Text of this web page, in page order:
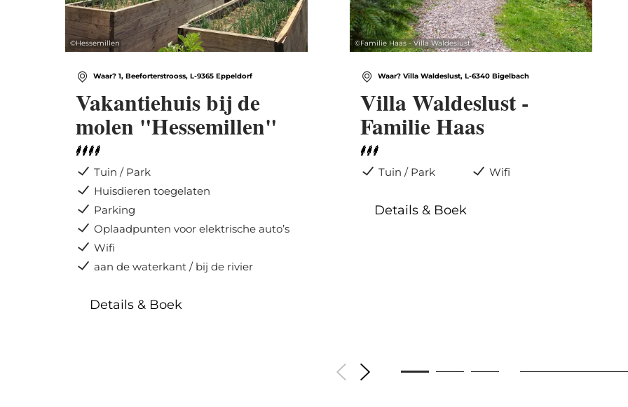
©Hessemillen
Waar? 1, Beeforterstrooss, L-9365 Eppeldorf
Vakantiehuis bij de
molen "Hessemillen"
Tuin / Park
Huisdieren toegelaten
Parking
Oplaadpunten voor elektrische auto’s
Wifi
aan de waterkant / bij de rivier
Details & Boek
©Familie Haas - Villa Waldeslust
Waar? Villa Waldeslust, L-6340 Bigelbach
Villa Waldeslust -
Familie Haas
Tuin / Park Wifi
Details & Boek